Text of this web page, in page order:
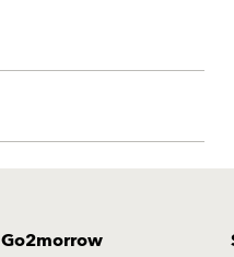
Go2morrow